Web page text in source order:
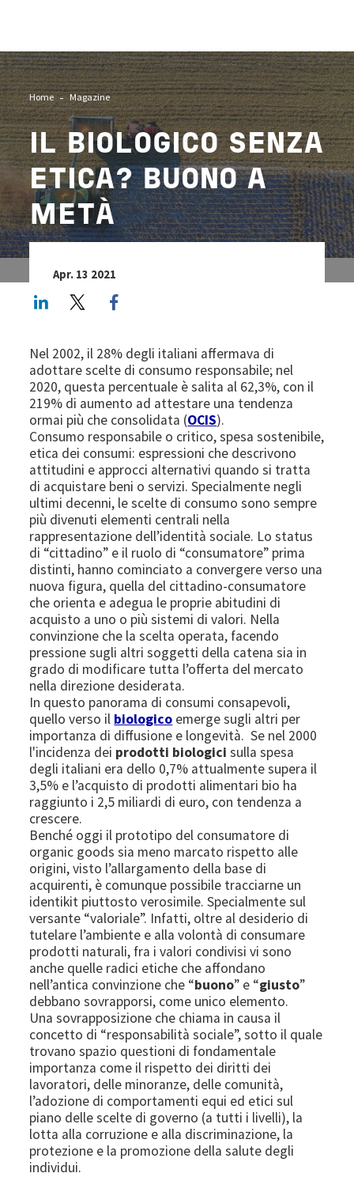
Image
Home Magazine
IL BIOLOGICO SENZA
ETICA?BUONO A
METÀ
Apr. 13 2021
LinkedInTwitter
Nel 2002, il 28% degli italiani affermava di
adottare scelte di consumo responsabile; nel
2020, questa percentuale è salita al 62,3%, con il
219% di aumento ad attestare una tendenza
ormai più che consolidata (OCIS).
Consumo responsabile o critico, spesa sostenibile,
etica dei consumi: espressioni che descrivono
attitudini e approcci alternativi quando si tratta
di acquistare beni o servizi. Specialmente negli
ultimi decenni, le scelte di consumo sono sempre
più divenuti elementi centrali nella
rappresentazione dell’identità sociale. Lo status
di “cittadino” e il ruolo di “consumatore” prima
distinti, hanno cominciato a convergere verso una
nuova figura, quella del cittadino-consumatore
che orienta e adegua le proprie abitudini di
acquisto a uno o più sistemi di valori. Nella
convinzione che la scelta operata, facendo
pressione sugli altri soggetti della catena sia in
grado di modificare tutta l’offerta del mercato
nella direzione desiderata.
In questo panorama di consumi consapevoli,
quello verso il biologico emerge sugli altri per
importanza di diffusione e longevità. Se nel 2000
l'incidenza dei prodotti biologici sulla spesa
degli italiani era dello 0,7% attualmente supera il
3,5% e l’acquisto di prodotti alimentari bio ha
raggiunto i 2,5 miliardi di euro, con tendenza a
crescere.
Benché oggi il prototipo del consumatore di
organic goods sia meno marcato rispetto alle
origini, visto l’allargamento della base di
acquirenti, è comunque possibile tracciarne un
identikit piuttosto verosimile. Specialmente sul
versante “valoriale”. Infatti, oltre al desiderio di
tutelare l’ambiente e alla volontà di consumare
prodotti naturali, fra i valori condivisi vi sono
anche quelle radici etiche che affondano
nell’antica convinzione che “buono” e “giusto”
debbano sovrapporsi, come unico elemento.
Una sovrapposizione che chiama in causa il
concetto di “responsabilità sociale”, sotto il quale
trovano spazio questioni di fondamentale
importanza come il rispetto dei diritti dei
lavoratori, delle minoranze, delle comunità,
l’adozione di comportamenti equi ed etici sul
piano delle scelte di governo (a tutti i livelli), la
lotta alla corruzione e alla discriminazione, la
protezione e la promozione della salute degli
individui.